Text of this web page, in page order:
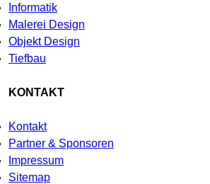
Informatik
Malerei Design
Objekt Design
Tiefbau
KONTAKT
Kontakt
Partner & Sponsoren
Impressum
Sitemap